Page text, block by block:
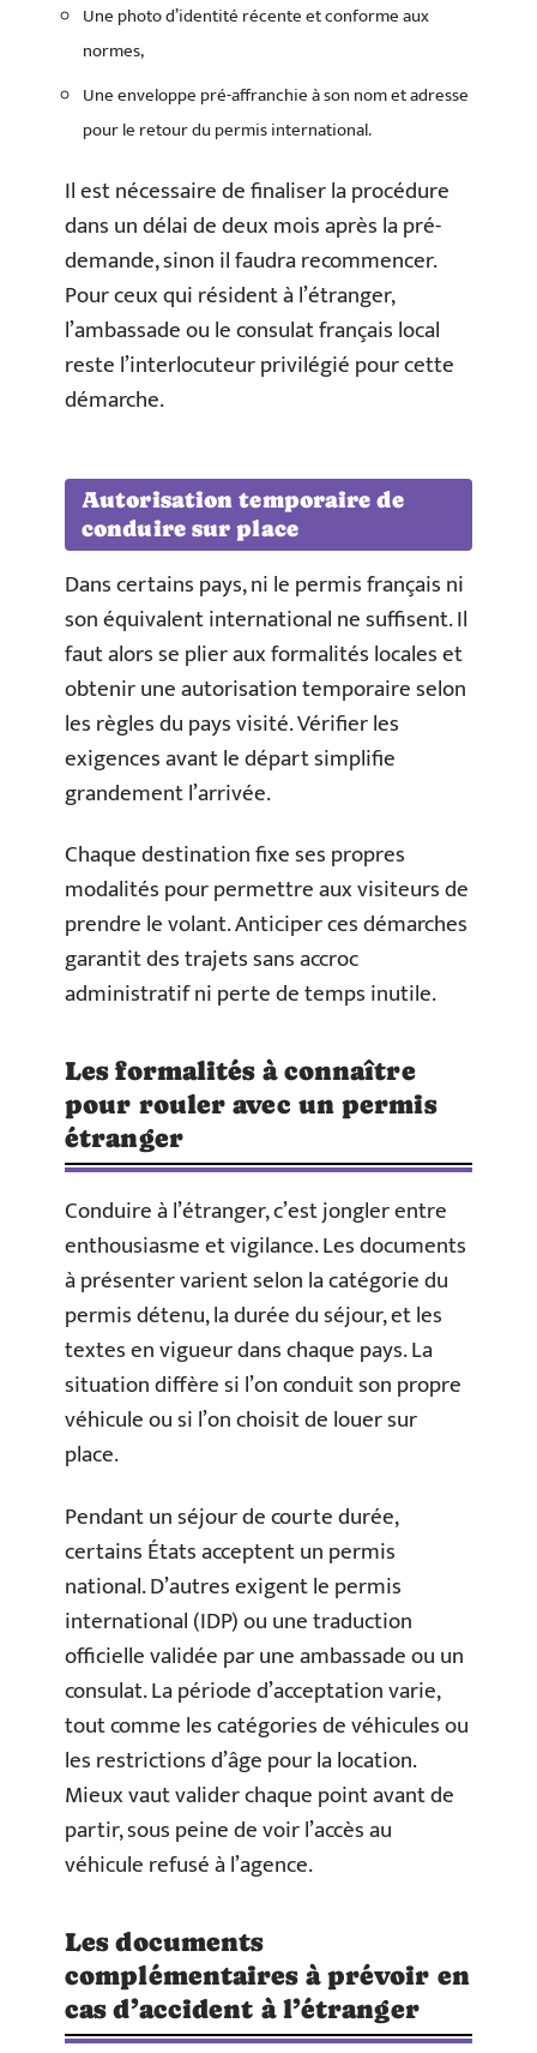
Une photo d’identité récente et conforme aux
normes,
Une enveloppe pré-affranchie à son nom et adresse
pour le retour du permis international.
Il est nécessaire de finaliser la procédure
dans un délai de deux mois après la pré-
demande, sinon il faudra recommencer.
Pour ceux qui résident à l’étranger,
l’ambassade ou le consulat français local
reste l’interlocuteur privilégié pour cette
démarche.
Autorisation temporaire de
conduire sur place
Dans certains pays, ni le permis français ni
son équivalent international ne suffisent. Il
faut alors se plier aux formalités locales et
obtenir une autorisation temporaire selon
les règles du pays visité. Vérifier les
exigences avant le départ simplifie
grandement l’arrivée.
Chaque destination fixe ses propres
modalités pour permettre aux visiteurs de
prendre le volant. Anticiper ces démarches
garantit des trajets sans accroc
administratif ni perte de temps inutile.
Les formalités à connaître
pour rouler avec un permis
étranger
Conduire à l’étranger, c’est jongler entre
enthousiasme et vigilance. Les documents
à présenter varient selon la catégorie du
permis détenu, la durée du séjour, et les
textes en vigueur dans chaque pays. La
situation diffère si l’on conduit son propre
véhicule ou si l’on choisit de louer sur
place.
Pendant un séjour de courte durée,
certains États acceptent un permis
national. D’autres exigent le permis
international (IDP) ou une traduction
officielle validée par une ambassade ou un
consulat. La période d’acceptation varie,
tout comme les catégories de véhicules ou
les restrictions d’âge pour la location.
Mieux vaut valider chaque point avant de
partir, sous peine de voir l’accès au
véhicule refusé à l’agence.
Les documents
complémentaires à prévoir en
cas d’accident à l’étranger